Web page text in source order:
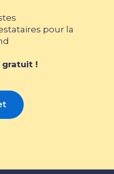
pour la
gratuit !